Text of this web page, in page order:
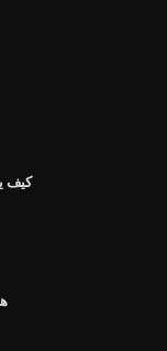
كيف